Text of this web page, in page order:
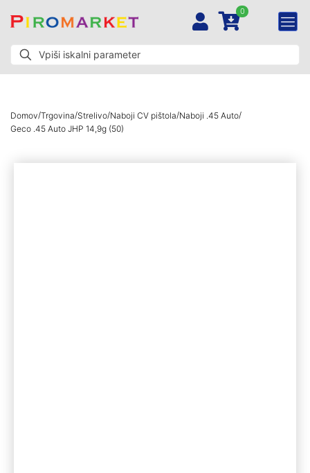
0
Domov/Trgovina/Strelivo/Naboji CV pištola/Naboji .45 Auto/
Geco .45 Auto JHP 14,9g (50)